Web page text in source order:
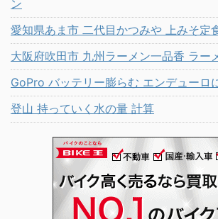
ン
愛知県あま市 二代目かつみや 上みそ定
大阪府吹田市 九州ラーメン一品香 ラー
GoPro バッテリー膨らむ エンデューロ
登山 持っていく水の量 計算